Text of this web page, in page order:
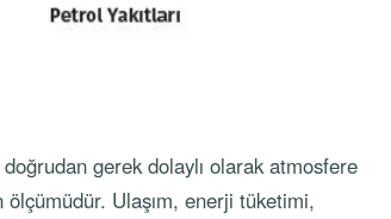
gerek dolaylı olarak atmosfere
ölçümüdür. Ulaşım, enerji tüketimi,